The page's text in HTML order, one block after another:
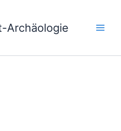
Archäologie